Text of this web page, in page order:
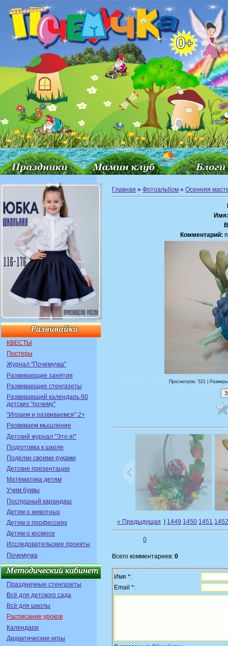
КВЕСТЫ
Постеры
Журнал "Почемучка"
Развивающие занятия
Развивающие стенгазеты
Развивающий календарь 60
детских "почему"
"Играем и развиваемся" 2+
Развиваем мышление
Детский журнал "Это я!"
Подготовка к школе
Поделки своими руками
Детские презентации
Математика детям
Учим буквы
Послушный карандаш
Детям о животных
Детям о профессиях
Детям о космосе
Исследовательские проекты
Почемучка
Праздничные стенгазеты
Всё для детского сада
Всё для школы
Расписание уроков
Календари
Дидактические игры
Главная » Фотоальбом » Осенняя
Комментарий:
Просмотров: 521 |
« Предыдущая 1449 1450 1451
0
Всего комментариев: 0
Имя *:
Email *: